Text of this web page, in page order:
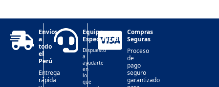
Envíos
a
todo
el
Perú
Entrega
rápida
Equipo
Especializado
Dispuesto
a
ayudarte
en
lo
que
Compras
Seguras
Proceso
de
pago
seguro
garantizado